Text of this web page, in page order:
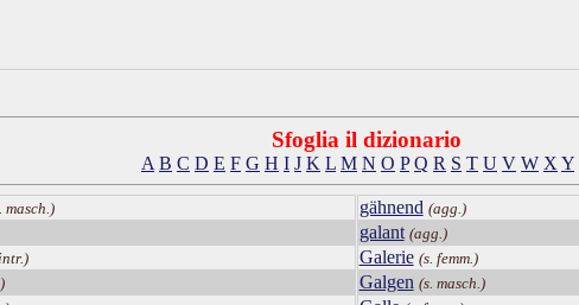
Sfoglia il dizionario
A B C D E F G H I J K L M N O P Q R S T U V W X Y
masch.) gähnend (agg.)
galant (agg.)
Galerie (s. femm.)
Galgen (s. masch.)